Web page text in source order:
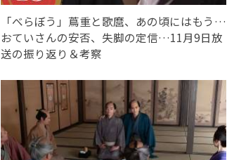
「べらぼう」蔦重と歌麿、あの頃にはもう…
おていさんの安否、失脚の定信…11月9日放
送の振り返り＆考察